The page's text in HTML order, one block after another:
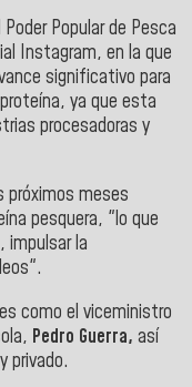
Popular de Pesca
Instagram, en la que
significativo para
ya que esta
procesadoras y
próximos meses
pesquera, "lo que
impulsar la
como el viceministro
Pedro Guerra, así
privado.